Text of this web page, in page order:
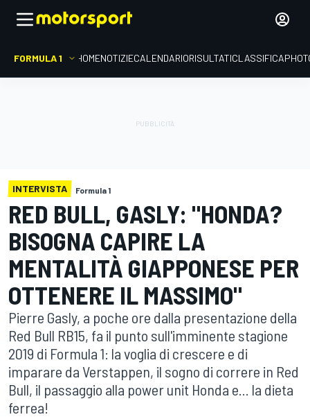
FORMULA 1 HOMENOTIZIECALENDARIORISULTATICLASSIFICA
INTERVISTA Formula 1
RED BULL, GASLY: "HONDA?
BISOGNA CAPIRE LA
MENTALITÀ GIAPPONESE PER
OTTENERE IL MASSIMO"
Pierre Gasly, a poche ore dalla presentazione della
Red Bull RB15, fa il punto sull'imminente stagione
2019 di Formula 1: la voglia di crescere e di
imparare da Verstappen, il sogno di correre in Red
Bull, il passaggio alla power unit Honda e... la dieta
ferrea!